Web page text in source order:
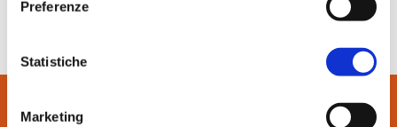
Preferenze
Statistiche
Marketing